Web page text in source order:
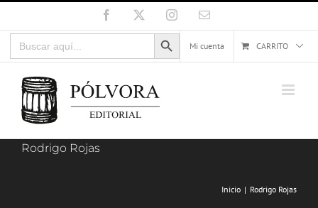
al
contenido
Facebook InstagramCorreo
Buscar:
Botón de búsqueda
Mi cuenta
CARRITO
Rodrigo Rojas
Inicio Rodrigo Rojas